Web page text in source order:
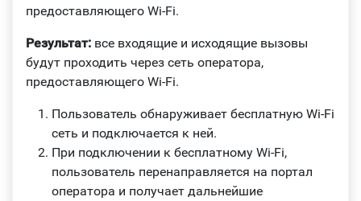
предоставляющего Wi-Fi.
Результат: все входящие и исходящие вызовы
будут проходить через сеть оператора,
предоставляющего Wi-Fi.
Пользователь обнаруживает бесплатную Wi-Fi
сеть и подключается к ней.
При подключении к бесплатному Wi-Fi,
пользователь перенаправляется на портал
оператора и получает дальнейшие